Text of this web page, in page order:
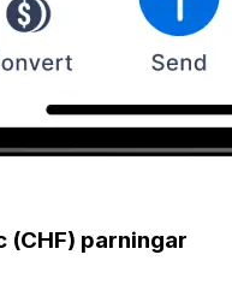
(CHF) parningar